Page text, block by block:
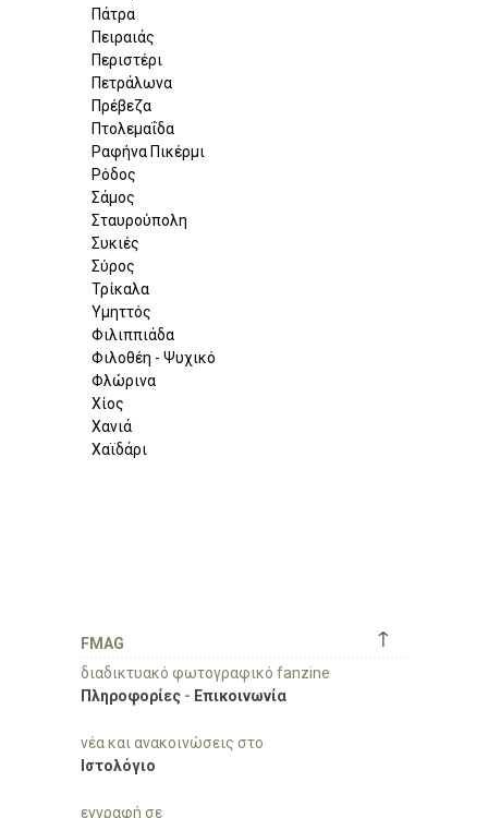
Πάτρα
Πειραιάς
Περιστέρι
Πετράλωνα
Πρέβεζα
Πτολεμαΐδα
Ραφήνα Πικέρμι
Ρόδος
Σάμος
Σταυρούπολη
Συκιές
Σύρος
Τρίκαλα
Υμηττός
Φιλιππιάδα
Φιλοθέη - Ψυχικό
Φλώρινα
Χίος
Χανιά
Χαϊδάρι
↑
FMAG
διαδικτυακό φωτογραφικό fanzine
Πληροφορίες - Επικοινωνία
νέα και ανακοινώσεις στο
Ιστολόγιο
εγγραφή σε